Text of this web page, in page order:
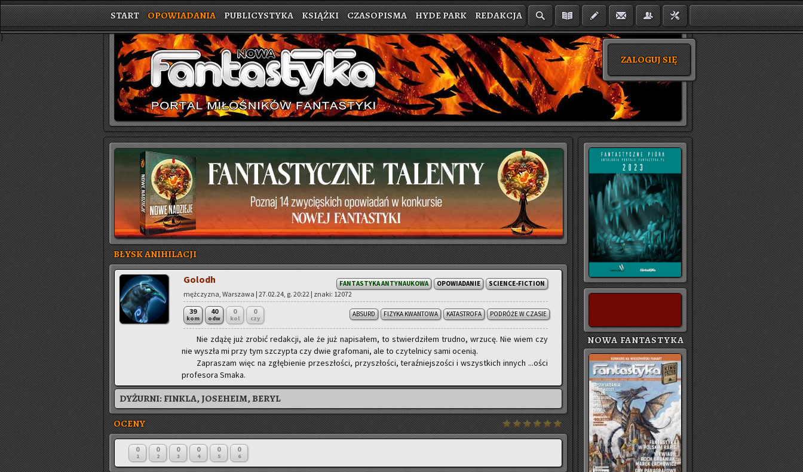
START OPOWIADANIA PUBLICYSTYKA KSIĄŻKI CZASOPISMA HYDE PARK REDAKCJA
ZALOGUJ SIĘ
}
BŁYSK ANIHILACJI
FANTASTYKA ANTYNAUKOWA OPOWIADANIE SCIENCE-FICTION
Go­lodh
męż­czy­zna, War­sza­wa | 27.02.24, g. 20:22 | znaki: 12072
39
kom
40
odw
0
kol
0
czy
ABSURD FIZYKA KWANTOWA KATASTROFA PODRÓŻE W CZASIE
Nie zdążę już zro­bić re­dak­cji, ale że już na­pi­sa­łem, to stwier­dzi­łem trud­no, wrzu­cę. Nie wiem czy
nie wy­szła mi przy tym szczyp­ta czy dwie gra­fo­ma­ni, ale to czy­tel­ni­cy sami oce­nią.
Za­pra­szam więc na zgłę­bie­nie prze­szło­ści, przy­szło­ści, te­raź­niej­szo­ści i wszyst­kich in­nych ...ości
pro­fe­so­ra Smaka.
DYŻURNI:FINKLA, JOSEHEIM, BERYL
OCENY
0
1
0
2
0
3
0
4
0
5
0
6
NOWA FANTASTYKA